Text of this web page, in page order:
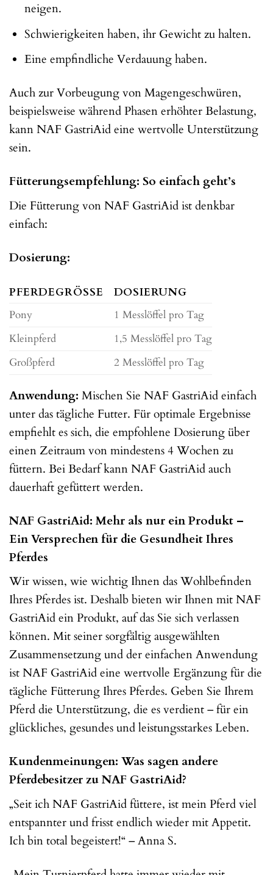
neigen.
Schwierigkeiten haben, ihr Gewicht zu halten.
Eine empfindliche Verdauung haben.
Auch zur Vorbeugung von Magengeschwüren,
beispielsweise während Phasen erhöhter Belastung,
kann NAF GastriAid eine wertvolle Unterstützung
sein.
Fütterungsempfehlung: So einfach geht’s
Die Fütterung von NAF GastriAid ist denkbar
einfach:
Dosierung:
PFERDEGRÖSSE
DOSIERUNG
Pony
1 Messlöffel pro Tag
Kleinpferd
1,5 Messlöffel pro Tag
Großpferd
2 Messlöffel pro Tag
Anwendung: Mischen Sie NAF GastriAid einfach
unter das tägliche Futter. Für optimale Ergebnisse
empfiehlt es sich, die empfohlene Dosierung über
einen Zeitraum von mindestens 4 Wochen zu
füttern. Bei Bedarf kann NAF GastriAid auch
dauerhaft gefüttert werden.
NAF GastriAid: Mehr als nur ein Produkt –
Ein Versprechen für die Gesundheit Ihres
Pferdes
Wir wissen, wie wichtig Ihnen das Wohlbefinden
Ihres Pferdes ist. Deshalb bieten wir Ihnen mit NAF
GastriAid ein Produkt, auf das Sie sich verlassen
können. Mit seiner sorgfältig ausgewählten
Zusammensetzung und der einfachen Anwendung
ist NAF GastriAid eine wertvolle Ergänzung für die
tägliche Fütterung Ihres Pferdes. Geben Sie Ihrem
Pferd die Unterstützung, die es verdient – für ein
glückliches, gesundes und leistungsstarkes Leben.
Kundenmeinungen: Was sagen andere
Pferdebesitzer zu NAF GastriAid?
„Seit ich NAF GastriAid füttere, ist mein Pferd viel
entspannter und frisst endlich wieder mit Appetit.
Ich bin total begeistert!“ – Anna S.